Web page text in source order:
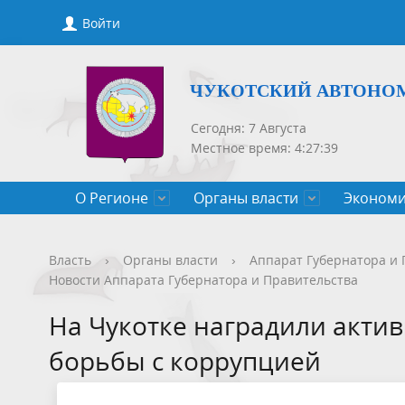
Войти
ЧУКОТСКИЙ
Сегодня: 7 Августа
Местное время: 4:27:39
О Регионе
Общие сведения
Органы власти
Губернатор
Государственные программы
Чукотского АО
Защита населения от ЧС
Нормативно-правовые акты Проекты
Новости Новости
Чукотского АО
Конкурсы, сведения о вакантных
должностях
Порядок
Порядок рассмотрения обращений
Порядок
приемов
Власть › Органы власти › Аппарат Губернатора и
Новости Аппарата Губернатора и Правительства
На Чукотке наградили
борьбы с коррупцией